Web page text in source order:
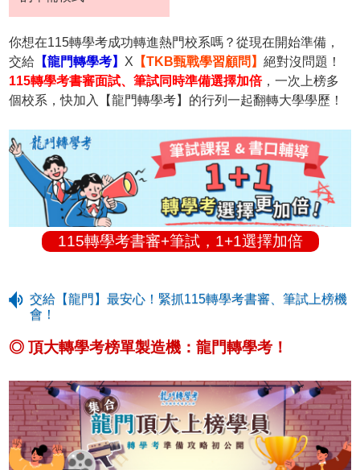
你想在115轉學考成功轉進熱門校系嗎？從現在開始準備，
交給 【龍門轉學考】 X 【TKB甄戰學習顧問】絕對沒問題！
115轉學考書審面試、筆試同時準備選擇加倍，一次上榜多
個校系，快加入【龍門轉學考】的行列一起翻轉大學學歷！
115轉學考書審+筆試，1+1選擇加倍
交給【龍門】最安心！緊抓115轉學考書審、筆試上榜機
會！
◎ 頂大轉學考榜單製造機：龍門轉學考！